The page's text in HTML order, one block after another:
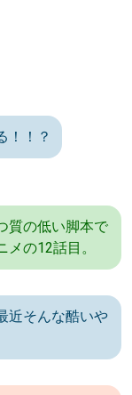
！！？
質の低い脚本で
の12話目。
近そんな酷いや